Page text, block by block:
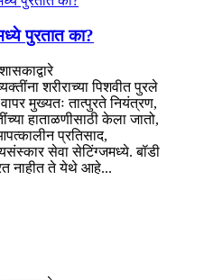
पुरतात का?
शरीराच्या पिशवीत पुरले
मुख्यतः तात्पुरते नियंत्रण,
हाताळणीसाठी केला जातो,
प्रतिसाद,
सेवा सेटिंग्जमध्ये. बॉडी
नाहीत ते येथे आहे...